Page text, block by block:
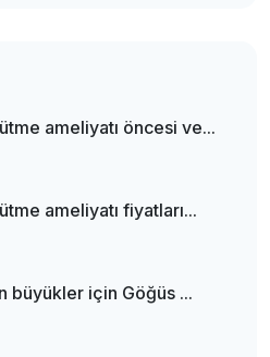
ameliyatı öncesi ve...
ameliyatı fiyatları...
büyükler için Göğüs ...